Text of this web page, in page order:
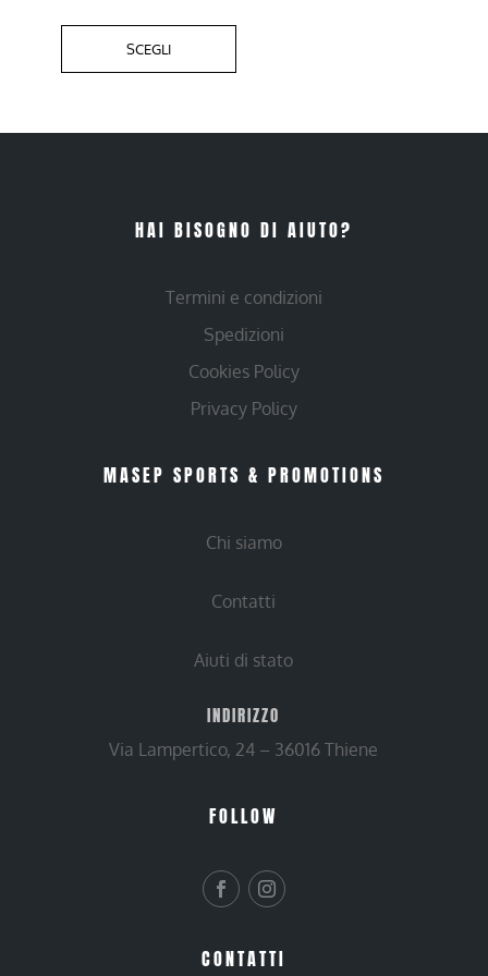
SCEGLI
HAI BISOGNO DI AIUTO?
Termini e condizioni
Spedizioni
Cookies Policy
Privacy Policy
MASEP SPORTS & PROMOTIONS
Chi siamo
Contatti
Aiuti di stato
INDIRIZZO
Via Lampertico, 24 – 36016 Thiene
FOLLOW
CONTATTI